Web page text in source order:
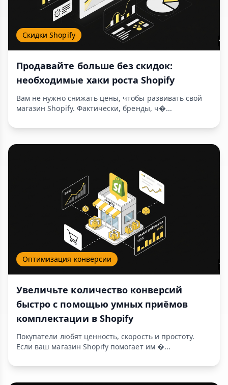
Скидки Shopify
Продавайте больше без скидок:
необходимые хаки роста Shopify
Вам не нужно снижать цены, чтобы развивать свой
магазин Shopify. Фактически, бренды, ч�...
Оптимизация конверсии
Увеличьте количество конверсий
быстро с помощью умных приёмов
комплектации в Shopify
Покупатели любят ценность, скорость и простоту.
Если ваш магазин Shopify помогает им �...